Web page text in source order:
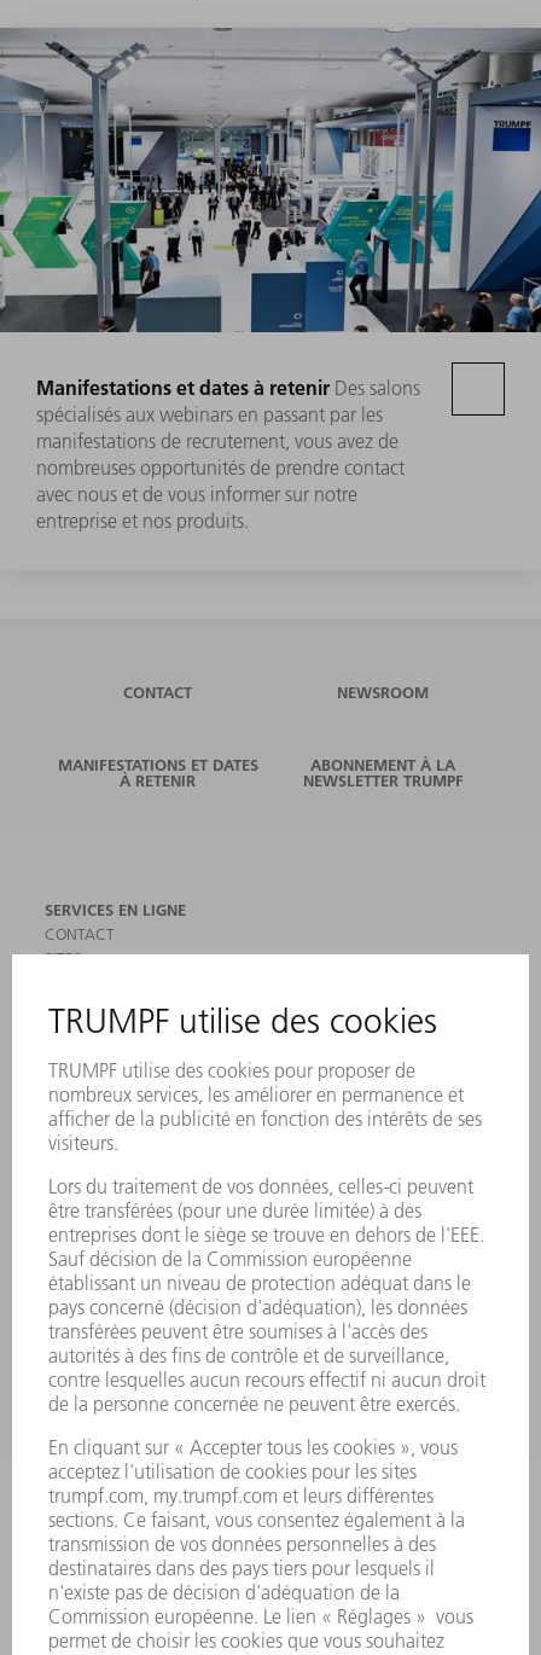
Manifestations et dates à retenir Des salons
spécialisés aux webinars en passant par les
manifestations de recrutement, vous avez de
nombreuses opportunités de prendre contact
avec nous et de vous informer sur notre
entreprise et nos produits.
CONTACT NEWSROOM
MANIFESTATIONS ET DATES
À RETENIR
ABONNEMENT À LA
NEWSLETTER TRUMPF
SERVICES EN LIGNE
CONTACT
SITES
INSCRIPTION À LA NEWSLETTER
MYTRUMPF
PRODUITS
MACHINES & SYSTÈMES
LASER
ELECTRONIQUE DE PUISSANCE
OUTILS ÉLECTRIQUES
SMART FACTORY
LOGICIEL
SERVICES
APPLICATIONS
SECTEURS D'ACTIVITÉ
ENTREPRISE
CARRIÈRE
OFFRES D'EMPLOI
PROFIL DE L'ENTREPRISE
CONSEIL D'ADMINISTRATION
RAPPORT ANNUEL
PRINCIPES FONDAMENTAUX DE L'ENTREPRISE
CONFORMITÉ
SYSTÈME D'ALERTE
SÉCURITÉ
COMMUNIQUÉS DE PRESSE
MAGAZINE
DURABILITÉ
ENVIRONNEMENT ET CLIMAT